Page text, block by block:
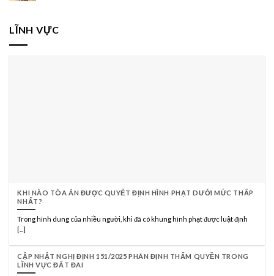
LĨNH VỰC
KHI NÀO TÒA ÁN ĐƯỢC QUYẾT ĐỊNH HÌNH PHẠT DƯỚI MỨC THẤP
NHẤT?
Trong hình dung của nhiều người, khi đã có khung hình phạt được luật định
[...]
CẬP NHẬT NGHỊ ĐỊNH 151/2025 PHÂN ĐỊNH THẨM QUYỀN TRONG
LĨNH VỰC ĐẤT ĐAI